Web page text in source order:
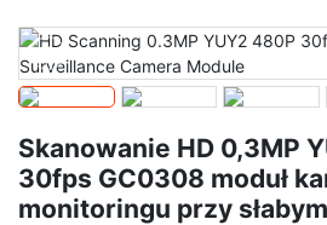
Skanowanie HD 0,3MP
30fps GC0308 moduł
monitoringu przy